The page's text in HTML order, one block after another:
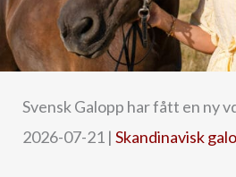
Svensk Galopp har fått en ny
2026-07-21 | Skandinavisk